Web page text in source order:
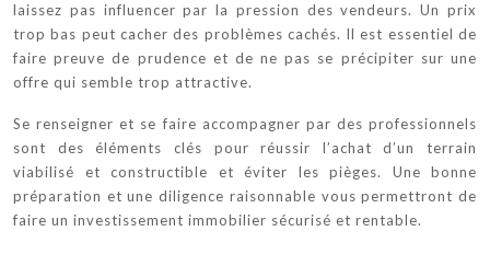
laissez pas influencer par la pression des vendeurs. Un prix
trop bas peut cacher des problèmes cachés. Il est essentiel de
faire preuve de prudence et de ne pas se précipiter sur une
offre qui semble trop attractive.
Se renseigner et se faire accompagner par des professionnels
sont des éléments clés pour réussir l’achat d’un terrain
viabilisé et constructible et éviter les pièges. Une bonne
préparation et une diligence raisonnable vous permettront de
faire un investissement immobilier sécurisé et rentable.